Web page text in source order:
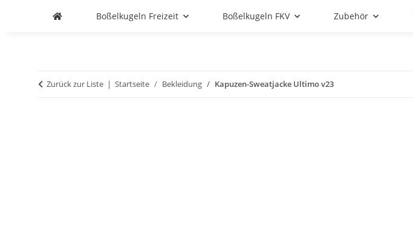
Boßelkugeln Freizeit Boßelkugeln FKV Zubehör
Zurück zur Liste Startseite Bekleidung Kapuzen-Sweatjacke Ultimo v23